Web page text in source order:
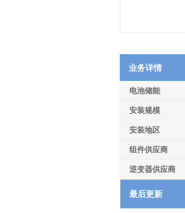
业务详情
电池储能
安装规模
安装地区
组件供应商
逆变器供应商
最后更新